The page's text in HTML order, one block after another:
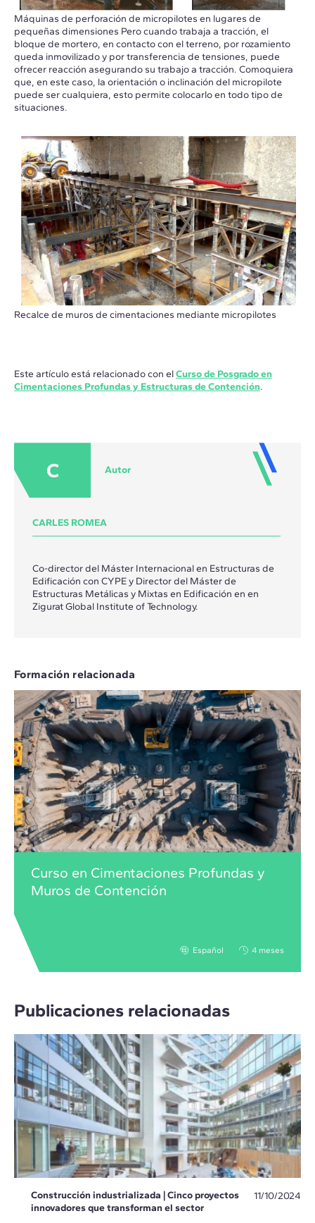
Máquinas de perforación de micropilotes en lugares de
pequeñas dimensiones Pero cuando trabaja a tracción, el
bloque de mortero, en contacto con el terreno, por rozamiento
queda inmovilizado y por transferencia de tensiones, puede
ofrecer reacción asegurando su trabajo a tracción. Comoquiera
que, en este caso, la orientación o inclinación del micropilote
puede ser cualquiera, esto permite colocarlo en todo tipo de
situaciones.
Recalce de muros de cimentaciones mediante micropilotes
Este artículo está relacionado con elCurso de Posgrado en
Cimentaciones Profundas y Estructuras de Contención.
C Autor
CARLES ROMEA
Co-director del Máster Internacional en Estructuras de
Edificación con CYPE y Director del Máster de
Estructuras Metálicas y Mixtas en Edificación en en
Zigurat Global Institute of Technology.
Formación relacionada
Curso en Cimentaciones Profundas y
Muros de Contención
Español 4 meses
Publicaciones relacionadas
Construcción industrializada | Cinco proyectos
innovadores que transforman el sector
11/10/2024